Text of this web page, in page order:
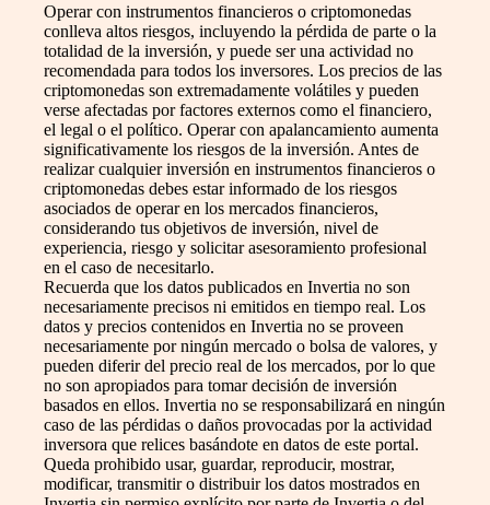
Operar con instrumentos financieros o criptomonedas
conlleva altos riesgos, incluyendo la pérdida de parte o la
totalidad de la inversión, y puede ser una actividad no
recomendada para todos los inversores. Los precios de las
criptomonedas son extremadamente volátiles y pueden
verse afectadas por factores externos como el financiero,
el legal o el político. Operar con apalancamiento aumenta
significativamente los riesgos de la inversión. Antes de
realizar cualquier inversión en instrumentos financieros o
criptomonedas debes estar informado de los riesgos
asociados de operar en los mercados financieros,
considerando tus objetivos de inversión, nivel de
experiencia, riesgo y solicitar asesoramiento profesional
en el caso de necesitarlo.
Recuerda que los datos publicados en Invertia no son
necesariamente precisos ni emitidos en tiempo real. Los
datos y precios contenidos en Invertia no se proveen
necesariamente por ningún mercado o bolsa de valores, y
pueden diferir del precio real de los mercados, por lo que
no son apropiados para tomar decisión de inversión
basados en ellos. Invertia no se responsabilizará en ningún
caso de las pérdidas o daños provocadas por la actividad
inversora que relices basándote en datos de este portal.
Queda prohibido usar, guardar, reproducir, mostrar,
modificar, transmitir o distribuir los datos mostrados en